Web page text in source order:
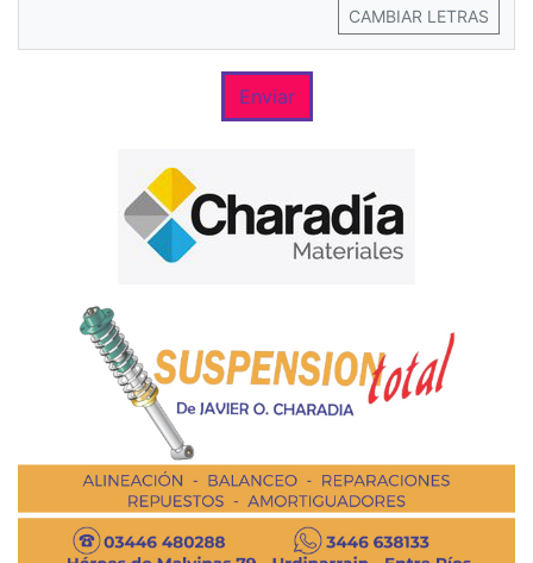
CAMBIAR LETRAS